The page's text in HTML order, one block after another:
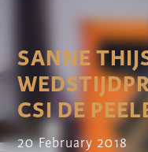
SANNE
CSI DE
20 February 2018